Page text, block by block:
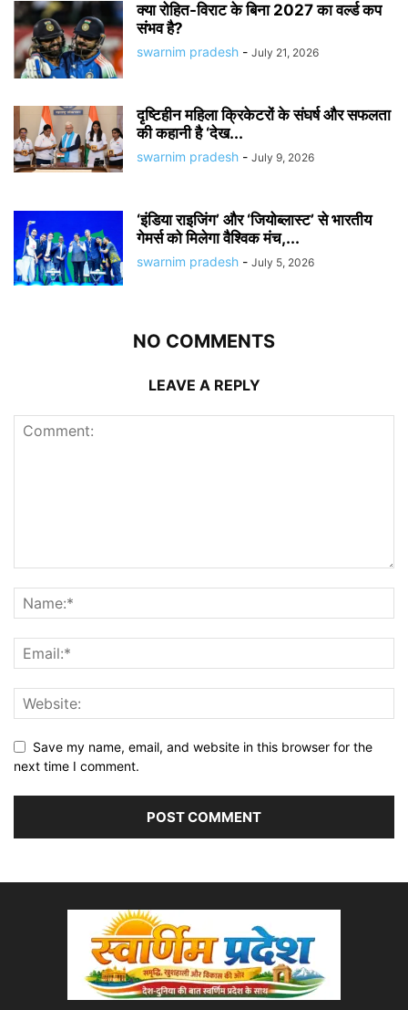
क्या रोहित-विराट के बिना 2027 का वर्ल्ड कप
संभव है?
swarnim pradesh - July 21, 2026
दृष्टिहीन महिला क्रिकेटरों के संघर्ष और सफलता
की कहानी है ‘देख...
swarnim pradesh - July 9, 2026
‘इंडिया राइजिंग’ और ‘जियोब्लास्ट’ से भारतीय
गेमर्स को मिलेगा वैश्विक मंच,...
swarnim pradesh - July 5, 2026
NO COMMENTS
LEAVE A REPLY
Save my name, email, and website in this browser for the
next time I comment.